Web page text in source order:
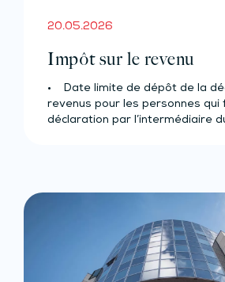
20.05.2026
Impôt sur le revenu
• Date limite de dépôt de la
revenus pour les personnes qui
déclaration par l’intermédiaire